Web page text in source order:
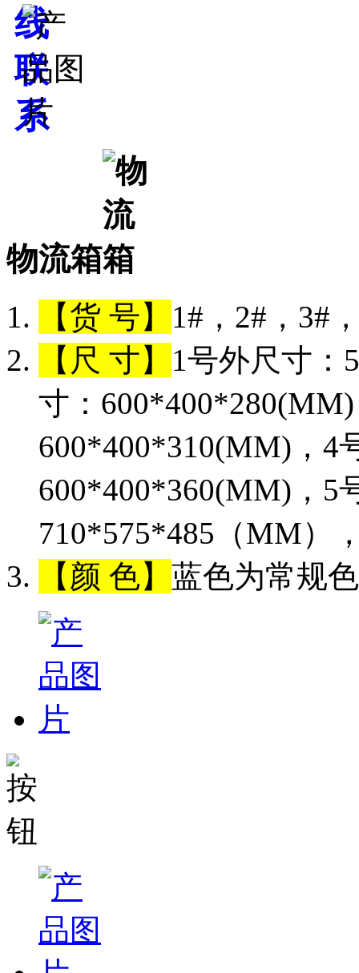
物流箱
【货 号】 1#，2#，3#
【尺 寸】 1号外尺寸：
寸：
600*400*310(MM)，4
600*400*360(MM)，5
710*575*485（MM）
【颜 色】 蓝色为常规